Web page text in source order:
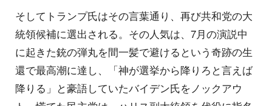
そしてトランプ氏はその言葉通り、再び共和党の大
統領候補に選出される。その人気は、7月の演説中
に起きた銃の弾丸を間一髪で避けるという奇跡の生
還で最高潮に達し、「神が選挙から降りろと言えば
降りる」と豪語していたバイデン氏をノックアウ